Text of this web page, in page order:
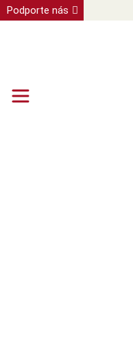
Podporte nás